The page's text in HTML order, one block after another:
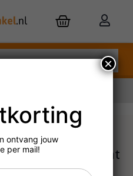
Lorentz Crémant
ontvang jouw
per mail!
×